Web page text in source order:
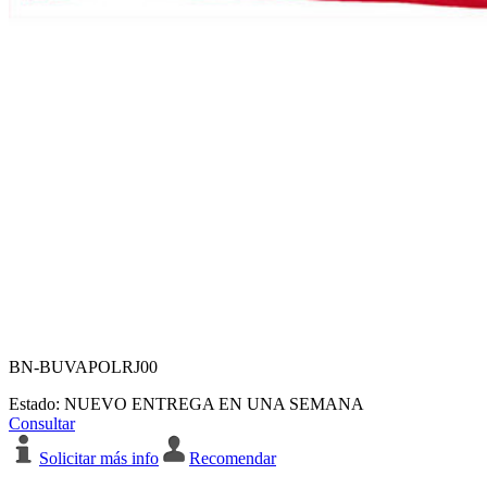
BN-BUVAPOLRJ00
Estado: NUEVO ENTREGA EN UNA SEMANA
Consultar
Solicitar más info
Recomendar